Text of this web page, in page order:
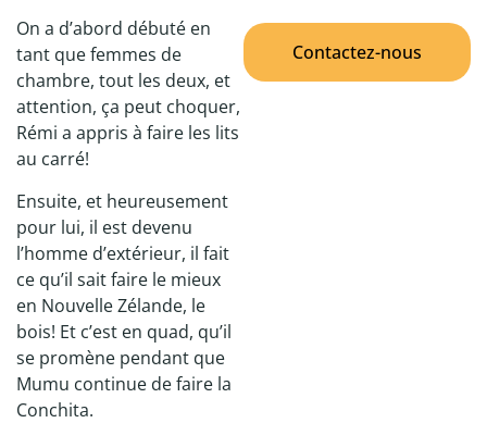
Contactez-nous
On a d’abord débuté en
tant que femmes de
chambre, tout les deux, et
attention, ça peut choquer,
Rémi a appris à faire les lits
au carré!
Ensuite, et heureusement
pour lui, il est devenu
l’homme d’extérieur, il fait
ce qu’il sait faire le mieux
en Nouvelle Zélande, le
bois! Et c’est en quad, qu’il
se promène pendant que
Mumu continue de faire la
Conchita.